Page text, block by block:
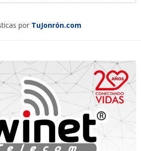
por TuJonrón.com